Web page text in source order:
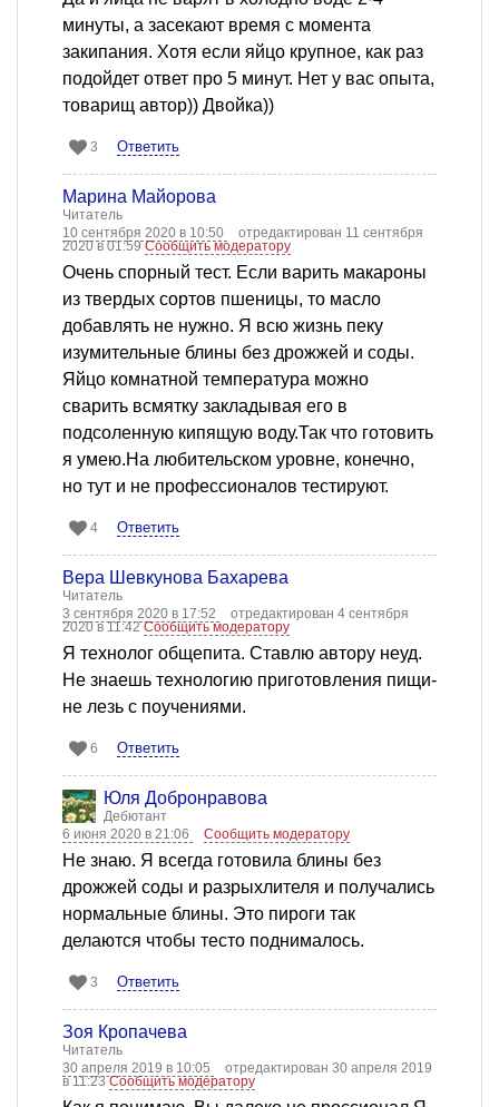
минуты, а засекают время с момента
закипания. Хотя если яйцо крупное, как раз
подойдет ответ про 5 минут. Нет у вас опыта,
товарищ автор)) Двойка))
3 Ответить
Марина Майорова
Читатель
10 сентября 2020 в 10:50
отредактирован 11 сентября
2020 в 01:59Сообщить модератору
Очень спорный тест. Если варить макароны
из твердых сортов пшеницы, то масло
добавлять не нужно. Я всю жизнь пеку
изумительные блины без дрожжей и соды.
Яйцо комнатной температура можно
сварить всмятку закладывая его в
подсоленную кипящую воду.Так что готовить
я умею.На любительском уровне, конечно,
но тут и не профессионалов тестируют.
4 Ответить
Вера Шевкунова Бахарева
Читатель
3 сентября 2020 в 17:52
отредактирован 4 сентября
2020 в 11:42Сообщить модератору
Я технолог общепита. Ставлю автору неуд.
Не знаешь технологию приготовления пищи-
не лезь с поучениями.
6 Ответить
Юля Добронравова
Дебютант
6 июня 2020 в 21:06
Сообщить модератору
Не знаю. Я всегда готовила блины без
дрожжей соды и разрыхлителя и получались
нормальные блины. Это пироги так
делаются чтобы тесто поднималось.
3 Ответить
Зоя Кропачева
Читатель
30 апреля 2019 в 10:05
отредактирован 30 апреля 2019
в 11:23Сообщить модератору